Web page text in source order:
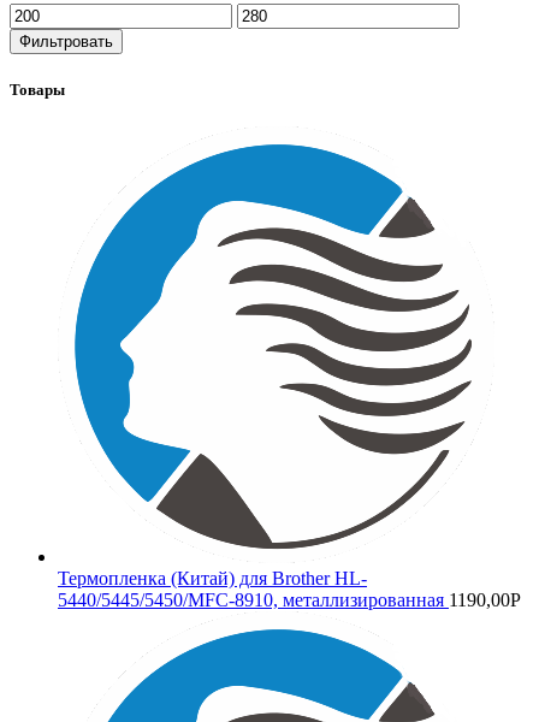
Минимальная
цена
Максимальная
цена
Фильтровать
Товары
Термопленка (Китай) для Brother HL-
5440/5445/5450/MFC-8910, металлизированная 1190,00Р